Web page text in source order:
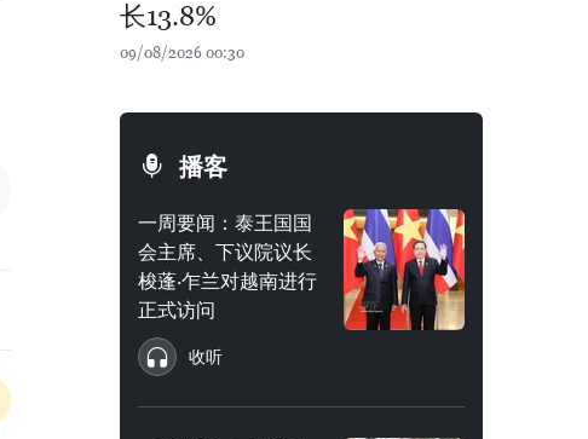
长13.8%
09/08/2026 00:30
播客
一周要闻：泰王国国
会主席、下议院议长
梭蓬·乍兰对越南进行
正式访问
收听